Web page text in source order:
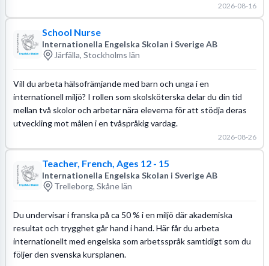
2026-08-16
School Nurse
Internationella Engelska Skolan i Sverige AB
Järfälla, Stockholms län
Vill du arbeta hälsofrämjande med barn och unga i en
internationell miljö? I rollen som skolsköterska delar du din tid
mellan två skolor och arbetar nära eleverna för att stödja deras
utveckling mot målen i en tvåspråkig vardag.
2026-08-26
Teacher, French, Ages 12 - 15
Internationella Engelska Skolan i Sverige AB
Trelleborg, Skåne län
Du undervisar i franska på ca 50 % i en miljö där akademiska
resultat och trygghet går hand i hand. Här får du arbeta
internationellt med engelska som arbetsspråk samtidigt som du
följer den svenska kursplanen.